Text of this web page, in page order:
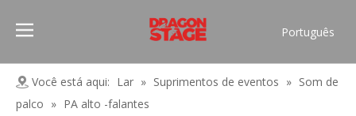
Português
Español
Você está aqui: Lar » Suprimentos de eventos » Som de
palco » PA alto -falantes